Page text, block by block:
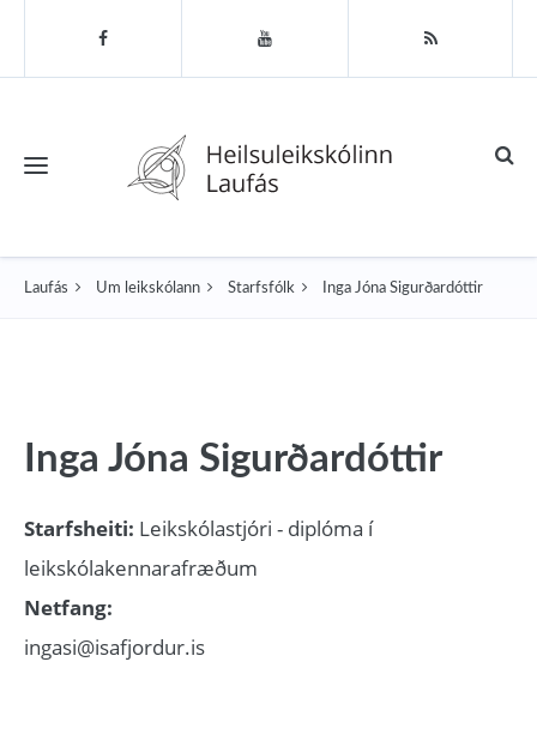
Toggle navigation
Laufás Um leikskólann Starfsfólk Inga Jóna Sigurðardóttir
Inga Jóna Sigurðardóttir
Starfsheiti: Leikskólastjóri - diplóma í
leikskólakennarafræðum
Netfang:
ingasi@isafjordur.is